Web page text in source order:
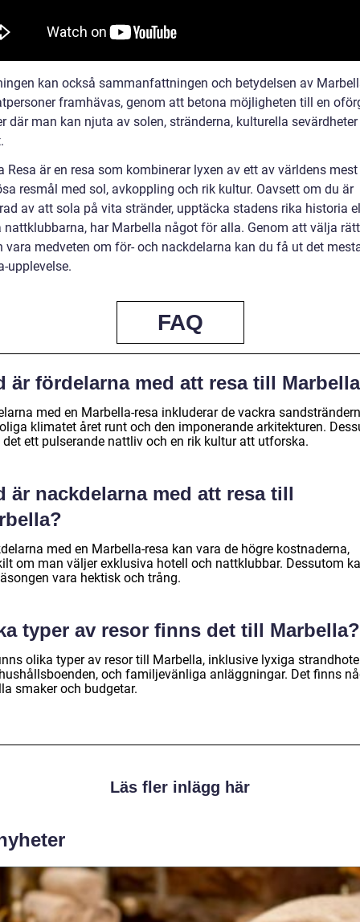
kan också sammanfattningen och betydelsen av
framhävas, genom att betona möjligheten till en
där man kan njuta av solen, stränderna, kulturella
Resa är en resa som kombinerar lyxen av ett av världens mest
resmål med sol, avkoppling och rik kultur. Oavsett om du är
av att sola på vita stränder, upptäcka stadens rika historia
nattklubbarna, har Marbella något för alla. Genom att välja
vara medveten om för- och nackdelarna kan du få ut det
upplevelse.
FAQ
är fördelarna med att resa till
med en Marbella-resa inkluderar de vackra
klimatet året runt och den imponerande arkitekturen.
ett pulserande nattliv och en rik kultur att utforska.
är nackdelarna med att resa till
med en Marbella-resa kan vara de högre kostnaderna,
om man väljer exklusiva hotell och nattklubbar. Dessutom
vara hektisk och trång.
typer av resor finns det till Marbella?
olika typer av resor till Marbella, inklusive lyxiga
och familjevänliga anläggningar. Det finns
smaker och budgetar.
Läs fler inlägg här